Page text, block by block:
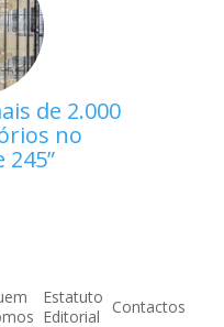
de 2.000
no
245
Estatuto
Editorial
Contactos